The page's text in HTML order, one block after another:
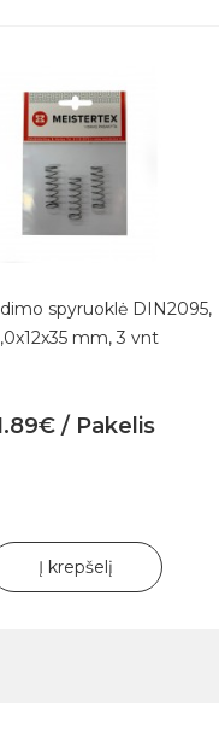
spyruoklė DIN2095,
mm, 3 vnt
/ Pakelis
Į krepšelį